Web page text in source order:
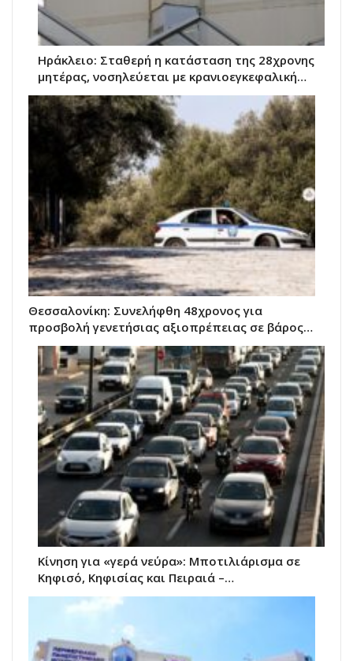
Ηράκλειο: Σταθερή η κατάσταση της 28χρονης
μητέρας, νοσηλεύεται με κρανιοεγκεφαλική…
Θεσσαλονίκη: Συνελήφθη 48χρονος για
προσβολή γενετήσιας αξιοπρέπειας σε βάρος…
Κίνηση για «γερά νεύρα»: Μποτιλιάρισμα σε
Κηφισό, Κηφισίας και Πειραιά –…